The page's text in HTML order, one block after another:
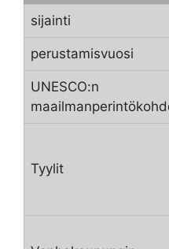
sijainti
perustamisvuosi
UNESCO:n
Tyylit